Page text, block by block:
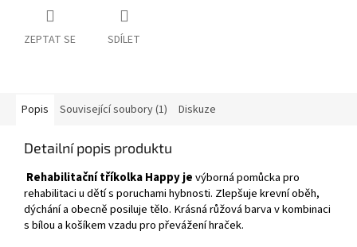
ZEPTAT SE SDÍLET
Popis Související soubory (1) Diskuze
Detailní popis produktu
Rehabilitační tříkolka Happy jevýborná pomůcka pro
rehabilitaci u dětí s poruchami hybnosti. Zlepšuje krevní oběh,
dýchání a obecně posiluje tělo. Krásná růžová barva v kombinaci
s bílou a košíkem vzadu pro převážení hraček.